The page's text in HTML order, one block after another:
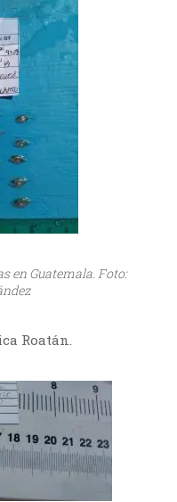
en Guatemala. Foto:
Roatán.